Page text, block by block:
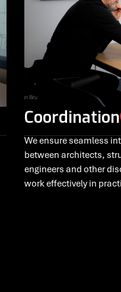
Coordination
We ensure seamless
between architects,
engineers and other
work effectively in